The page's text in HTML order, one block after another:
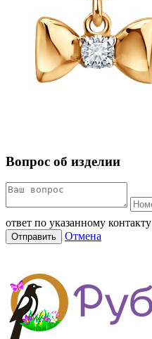
Вопрос об изделии
ответ по указанному контакту
Отправить Отмена